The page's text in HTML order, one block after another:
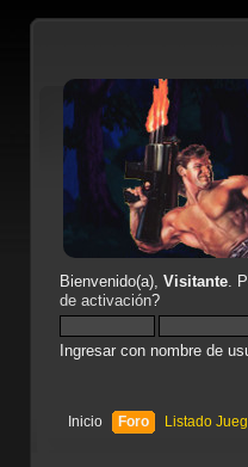
Bienvenido(a), Visitante.
de activación?
Ingresar con nombre de
Inicio Foro Listado